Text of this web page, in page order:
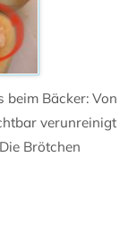
beim Bäcker: Von
verunreinigt
Brötchen